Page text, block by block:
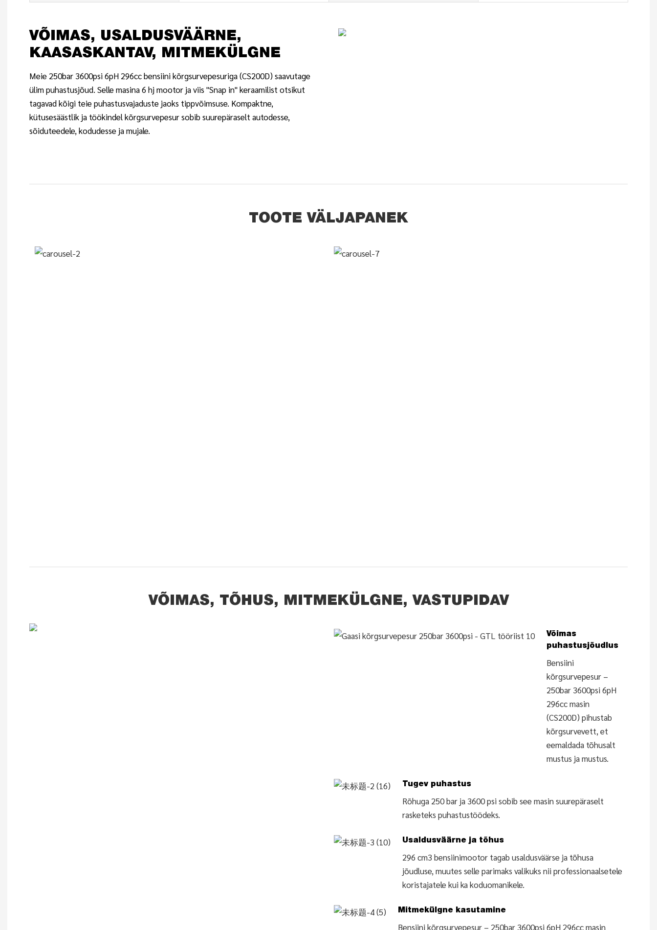
VÕIMAS, USALDUSVÄÄRNE,
KAASASKANTAV, MITMEKÜLGNE
Meie 250bar 3600psi 6pH 296cc bensiini kõrgsurvepesuriga (CS200D) saavutage
ülim puhastusjõud. Selle masina 6 hj mootor ja viis "Snap in" keraamilist otsikut
tagavad kõigi teie puhastusvajaduste jaoks tippvõimsuse. Kompaktne,
kütusesäästlik ja töökindel kõrgsurvepesur sobib suurepäraselt autodesse,
sõiduteedele, kodudesse ja mujale.
TOOTE VÄLJAPANEK
VÕIMAS, TÕHUS, MITMEKÜLGNE, VASTUPIDAV
Võimas
puhastusjõudlus
Bensiini
kõrgsurvepesur –
250bar 3600psi 6pH
296cc masin
(CS200D) pihustab
kõrgsurvevett, et
eemaldada tõhusalt
mustus ja mustus.
Tugev puhastus
Rõhuga 250 bar ja 3600 psi sobib see masin suurepäraselt
rasketeks puhastustöödeks.
Usaldusväärne ja tõhus
296 cm3 bensiinimootor tagab usaldusväärse ja tõhusa
jõudluse, muutes selle parimaks valikuks nii professionaalsetele
koristajatele kui ka koduomanikele.
Mitmekülgne kasutamine
Bensiini kõrgsurvepesur – 250bar 3600psi 6pH 296cc masin